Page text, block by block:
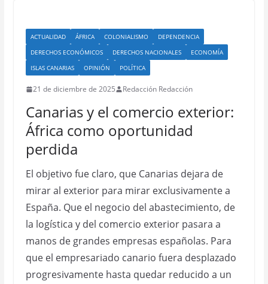
ACTUALIDAD ÁFRICA COLONIALISMO
DEPENDENCIA
DERECHOS ECONÓMICOS
DERECHOS NACIONALES
ECONOMÍA
ISLAS CANARIAS
OPINIÓN POLÍTICA
21 de diciembre de 2025 Redacción Redacción
Canarias y el comercio exterior:
África como oportunidad
perdida
El objetivo fue claro, que Canarias dejara de
mirar al exterior para mirar exclusivamente a
España. Que el negocio del abastecimiento, de
la logística y del comercio exterior pasara a
manos de grandes empresas españolas. Para
que el empresariado canario fuera desplazado
progresivamente hasta quedar reducido a un